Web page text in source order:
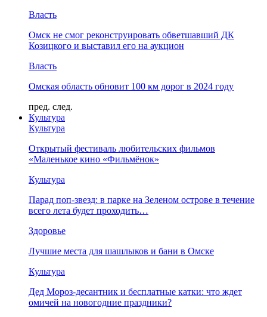
Власть
Омск не смог реконструировать обветшавший ДК
Козицкого и выставил его на аукцион
Власть
Омская область обновит 100 км дорог в 2024 году
пред. след.
Культура
Культура
Открытый фестиваль любительских фильмов
«Маленькое кино «Фильмёнок»
Культура
Парад поп-звезд: в парке на Зеленом острове в течение
всего лета будет проходить…
Здоровье
Лучшие места для шашлыков и бани в Омске
Культура
Дед Мороз-десантник и бесплатные катки: что ждет
омичей на новогодние праздники?